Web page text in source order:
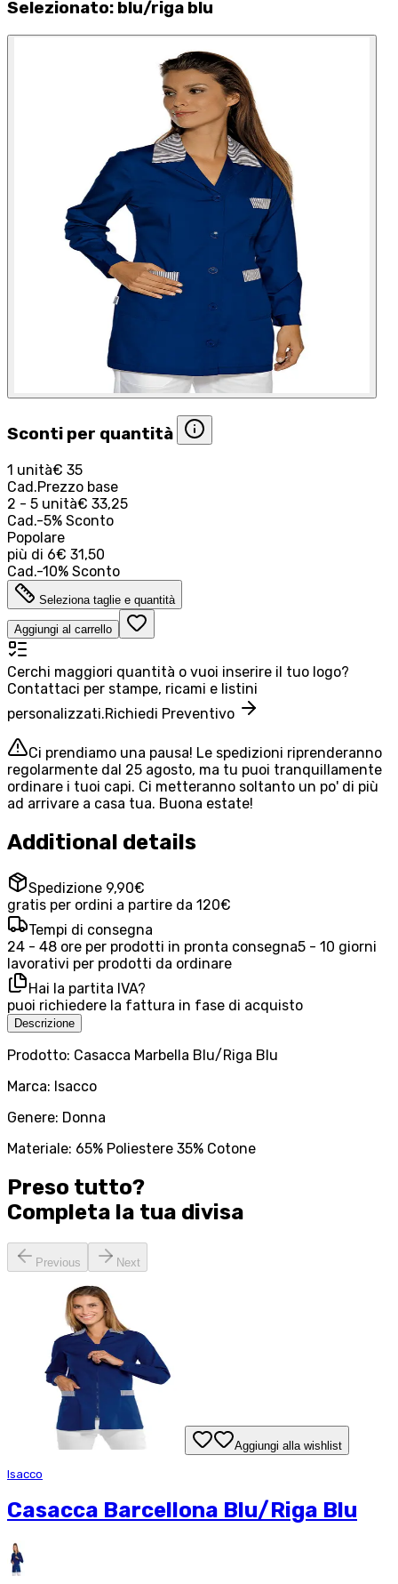
Selezionato: blu/riga blu
Sconti per quantità
1 unità€ 35
Cad.Prezzo base
2 - 5 unità€ 33,25
Cad.-5% Sconto
Popolare
più di 6€ 31,50
Cad.-10% Sconto
Seleziona taglie e quantità
Aggiungi al carrello
Cerchi maggiori quantità o vuoi inserire il tuo logo?
Contattaci per stampe, ricami e listini
personalizzati.Richiedi Preventivo
Ci prendiamo una pausa! Le spedizioni riprenderanno
regolarmente dal 25 agosto, ma tu puoi tranquillamente
ordinare i tuoi capi. Ci metteranno soltanto un po' di più
ad arrivare a casa tua. Buona estate!
Additional details
Spedizione 9,90€
gratis per ordini a partire da 120€
Tempi di consegna
24 - 48 ore per prodotti in pronta consegna5 - 10 giorni
lavorativi per prodotti da ordinare
Hai la partita IVA?
puoi richiedere la fattura in fase di acquisto
Descrizione
Prodotto: Casacca Marbella Blu/Riga Blu
Marca: Isacco
Genere: Donna
Materiale: 65% Poliestere 35% Cotone
Preso tutto?
Completa la tua divisa
Previous Next
Aggiungi alla wishlist
Isacco
Casacca Barcellona Blu/Riga Blu